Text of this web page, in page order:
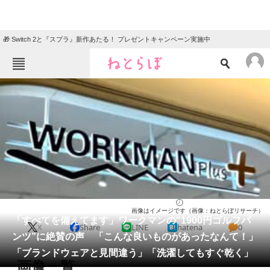
🎁 Switch 2と『スプラ』新作あたる！ プレゼントキャンペーン実施中
ねとらぼメニュー
ニュース
エンタメ クイズ
グルメ 地域
教育・育児
動物
会員記事
メディア
「すべてを備えてます」ワークマンの“1900円ゴルフパ
ンツ”に絶賛の声 「こんな良いものがあったなんて！」
「ブランドウェアと見間違う」「洗濯してもすぐ乾く」
画像はイメージです（画像：ねとらぼリサーチ）
X Share LINE hatena 0